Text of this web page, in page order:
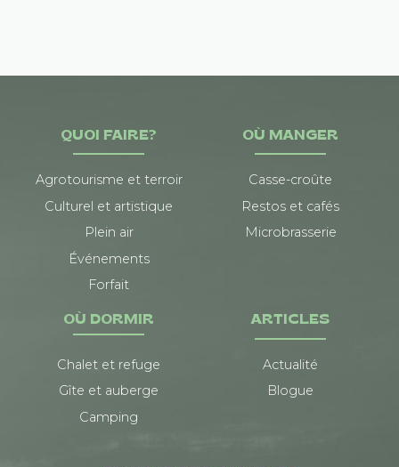
QUOI FAIRE?
Agrotourisme et terroir
Culturel et artistique
Plein air
Événements
Forfait
OÙ MANGER
Casse-croûte
Restos et cafés
Microbrasserie
OÙ DORMIR
Chalet et refuge
Gîte et auberge
Camping
ARTICLES
Actualité
Blogue